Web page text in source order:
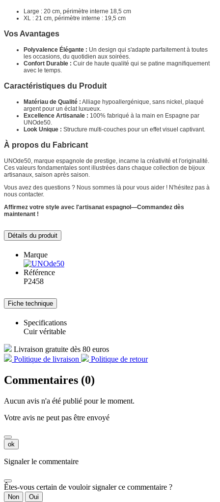
Large : 20 cm, périmètre interne 18,5 cm
XL : 21 cm, périmètre interne : 19,5 cm
Vos Avantages
Polyvalence Élégante : Un design qui s'adapte parfaitement à toutes
les occasions, du quotidien aux soirées.
Confort Durable : Cuir de haute qualité qui se patine magnifiquement
avec le temps.
Caractéristiques du Produit
Matériau de Qualité : Alliage hypoallergénique, sans nickel, plaqué
argent pour un éclat luxueux.
Excellence Artisanale : 100% fabriqué à la main en Espagne par
UNOde50.
Look Unique : Structure multi-couches pour un effet visuel captivant.
À propos du Fabricant
UNOde50, marque espagnole de prestige, incarne la créativité et l'originalité.
Ces valeurs fondamentales sont illustrées dans chaque collection de bijoux
artisanaux, saison après saison.
Vous avez des questions ? Nous sommes là pour vous aider ! N'hésitez pas à
nous contacter.
Affirmez votre style avec l'artisanat espagnol—Commandez dès
maintenant !
Détails du produit
Marque
Référence
P2458
Fiche technique
Specifications
Cuir véritable
Livraison gratuite dès 80 euros
Politique de livraison
Politique de retour
Commentaires (0)
Aucun avis n'a été publié pour le moment.
Votre avis ne peut pas être envoyé
ok
Signaler le commentaire
Êtes-vous certain de vouloir signaler ce commentaire ?
Non Oui